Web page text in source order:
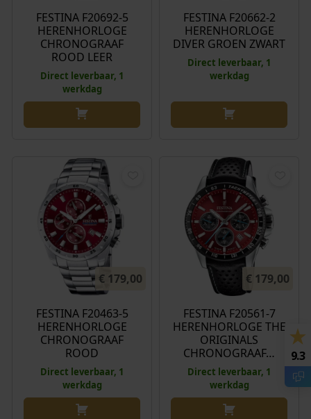
FESTINA F20692-5
HERENHORLOGE
CHRONOGRAAF
ROOD LEER
Direct leverbaar, 1
werkdag
FESTINA F20662-2
HERENHORLOGE
DIVER GROEN ZWART
Direct leverbaar, 1
werkdag
€ 179,00
FESTINA F20463-5
HERENHORLOGE
CHRONOGRAAF
ROOD
Direct leverbaar, 1
werkdag
€ 179,00
FESTINA F20561-7
HERENHORLOGE THE
ORIGINALS
CHRONOGRAAF…
Direct leverbaar, 1
werkdag
9.3